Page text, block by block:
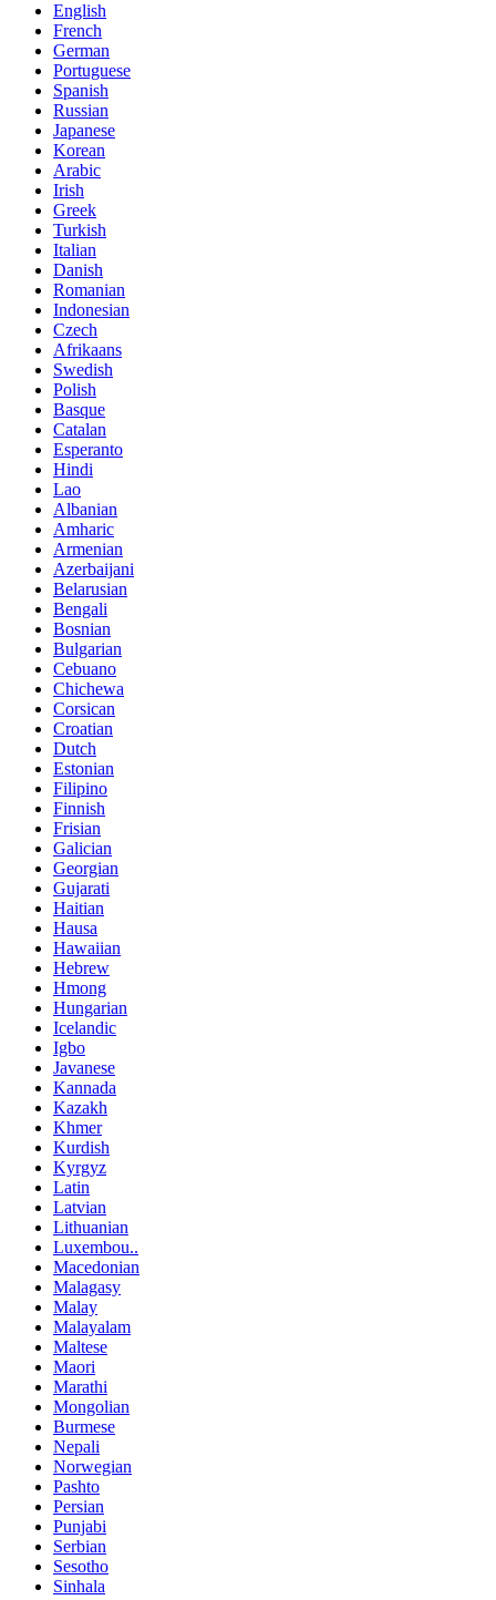
English
French
German
Portuguese
Spanish
Russian
Japanese
Korean
Arabic
Irish
Greek
Turkish
Italian
Danish
Romanian
Indonesian
Czech
Afrikaans
Swedish
Polish
Basque
Catalan
Esperanto
Hindi
Lao
Albanian
Amharic
Armenian
Azerbaijani
Belarusian
Bengali
Bosnian
Bulgarian
Cebuano
Chichewa
Corsican
Croatian
Dutch
Estonian
Filipino
Finnish
Frisian
Galician
Georgian
Gujarati
Haitian
Hausa
Hawaiian
Hebrew
Hmong
Hungarian
Icelandic
Igbo
Javanese
Kannada
Kazakh
Khmer
Kurdish
Kyrgyz
Latin
Latvian
Lithuanian
Luxembou..
Macedonian
Malagasy
Malay
Malayalam
Maltese
Maori
Marathi
Mongolian
Burmese
Nepali
Norwegian
Pashto
Persian
Punjabi
Serbian
Sesotho
Sinhala